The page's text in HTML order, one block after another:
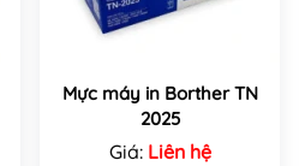
Mực máy in Borther TN
2025
Giá: Liên hệ